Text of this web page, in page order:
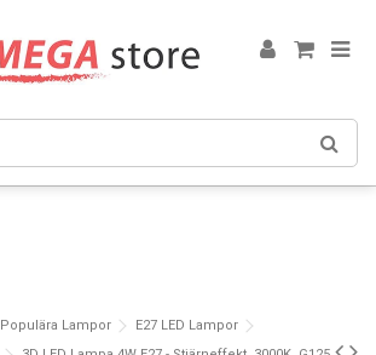
Populära Lampor
E27 LED Lampor